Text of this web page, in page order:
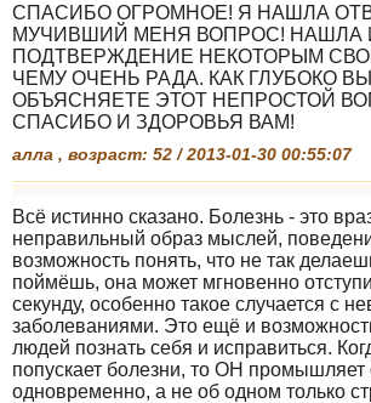
СПАСИБО ОГРОМНОЕ! Я НАШЛА
МУЧИВШИЙ МЕНЯ ВОПРОС! НАШЛА
ПОДТВЕРЖДЕНИЕ НЕКОТОРЫМ
ЧЕМУ ОЧЕНЬ РАДА. КАК ГЛУБОКО
ОБЪЯСНЯЕТЕ ЭТОТ НЕПРОСТОЙ
СПАСИБО И ЗДОРОВЬЯ ВАМ!
алла , возраст: 52 / 2013-01-30 00:55:07
Всё истинно сказано. Болезнь - это
неправильный образ мыслей,
возможность понять, что не так
поймёшь, она может мгновенно
секунду, особенно такое случается с
заболеваниями. Это ещё и
людей познать себя и исправиться.
попускает болезни, то ОН
одновременно, а не об одном только